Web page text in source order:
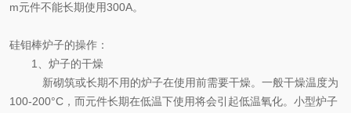
m元件不能长期使用300A。
硅钼棒炉子的操作：
1
、炉子的干燥
新砌筑或长期不用的炉子在使用前需要干燥。一般干燥温度为
100-200°C ，而元件长期在低温下使用将会引起低温氧化。小型炉子